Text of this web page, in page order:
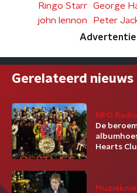
Ringo Starr
George
john lennon
Peter
Advertentie
Gerelateerd nieuws
NPO
De
Hearts